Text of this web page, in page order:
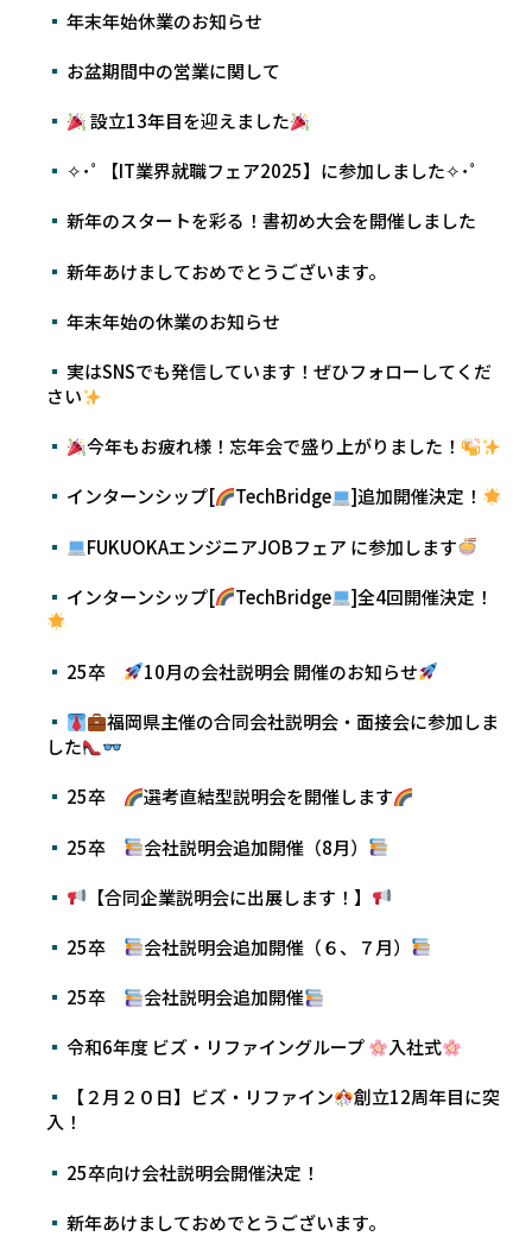
年末年始休業のお知らせ
お盆期間中の営業に関して
設立13年目を迎えました
✧･ﾟ【IT業界就職フェア2025】に参加しました✧･ﾟ
新年のスタートを彩る！書初め大会を開催しました
新年あけましておめでとうございます。
年末年始の休業のお知らせ
実はSNSでも発信しています！ぜひフォローしてくだ
さい
今年もお疲れ様！忘年会で盛り上がりました！
インターンシップ[ TechBridge ]追加開催決定！
FUKUOKAエンジニアJOBフェア に参加します
インターンシップ[ TechBridge ]全4回開催決定！
25卒 10月の会社説明会 開催のお知らせ
福岡県主催の合同会社説明会・面接会に参加しま
した
25卒 選考直結型説明会を開催します
25卒 会社説明会追加開催（8月）
【合同企業説明会に出展します！】
25卒 会社説明会追加開催（６、７月）
25卒 会社説明会追加開催
令和6年度 ビズ・リファイングループ 入社式
【２月２０日】ビズ・リファイン
創立12周年目に突
入！
25卒向け会社説明会開催決定！
新年あけましておめでとうございます。